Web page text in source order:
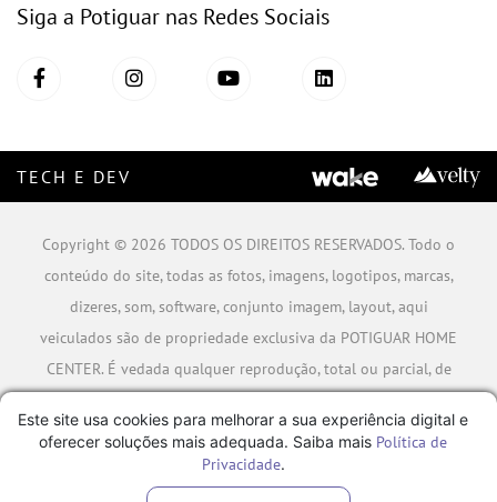
Siga a Potiguar nas Redes Sociais
TECH E DEV
Copyright © 2026 TODOS OS DIREITOS RESERVADOS. Todo o
conteúdo do site, todas as fotos, imagens, logotipos, marcas,
dizeres, som, software, conjunto imagem, layout, aqui
veiculados são de propriedade exclusiva da POTIGUAR HOME
CENTER. É vedada qualquer reprodução, total ou parcial, de
A violação de qualquer direito mencionado implicará na
responsabilização cível e criminal nos termos da Lei.
POTIGUAR MATERIAIS DE CONSTRUÇÃO SA - CNPJ:
Este site usa cookies para melhorar a sua experiência digital e
oferecer soluções mais adequada. Saiba mais Política de
Privacidade.